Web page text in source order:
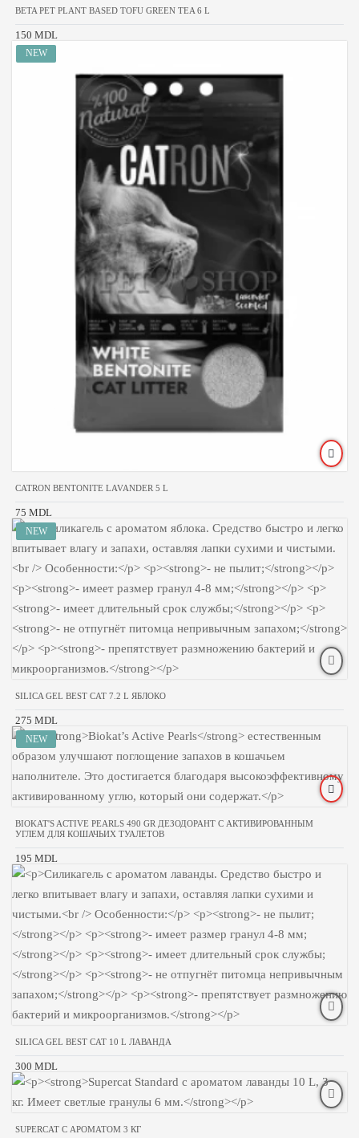
BETA PET PLANT BASED TOFU GREEN TEA 6 L
150 MDL
CATRON BENTONITE LAVANDER 5 L
75 MDL
SILICA GEL BEST CAT 7.2 L ЯБЛОКО
275 MDL
BIOKAT'S ACTIVE PEARLS 490 GR ДЕЗОДОРАНТ С АКТИВИРОВАННЫМ
УГЛЕМ ДЛЯ КОШАЧЬИХ ТУАЛЕТОВ
195 MDL
SILICA GEL BEST CAT 10 L ЛАВАНДА
300 MDL
SUPERCAT С АРОМАТОМ 3 КГ